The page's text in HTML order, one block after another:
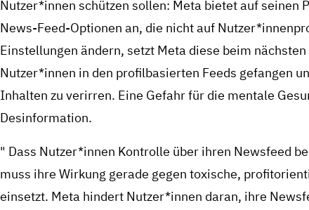
Nutzer*innen schützen sollen: Meta bietet auf
News-Feed-Optionen an, die nicht auf
Einstellungen ändern, setzt Meta diese beim
Nutzer*innen in den profilbasierten Feeds gefangen
Inhalten zu verirren. Eine Gefahr für die mentale
Desinformation.
" Dass Nutzer*innen Kontrolle über ihren Newsfeed
muss ihre Wirkung gerade gegen toxische,
einsetzt. Meta hindert Nutzer*innen daran, ihre